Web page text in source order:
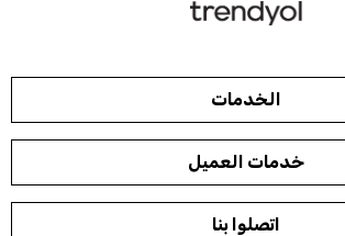
الخدمات
خدمات العميل
اتصلوا بنا